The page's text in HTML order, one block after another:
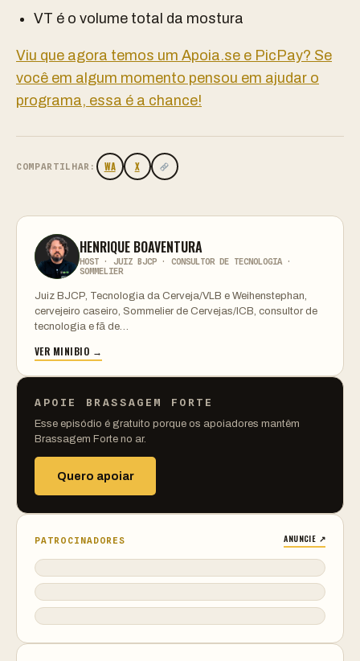
VT é o volume total da mostura
Viu que agora temos um Apoia.se e PicPay? Se
você em algum momento pensou em ajudar o
programa, essa é a chance!
COMPARTILHAR: WA X
HENRIQUE BOAVENTURA
HOST · JUIZ BJCP · CONSULTOR DE TECNOLOGIA ·
SOMMELIER
Juiz BJCP, Tecnologia da Cerveja/VLB e Weihenstephan,
cervejeiro caseiro, Sommelier de Cervejas/ICB, consultor de
tecnologia e fã de…
VER MINIBIO →
APOIE BRASSAGEM FORTE
Esse episódio é gratuito porque os apoiadores mantêm
Brassagem Forte no ar.
Quero apoiar
PATROCINADORES ANUNCIE ↗